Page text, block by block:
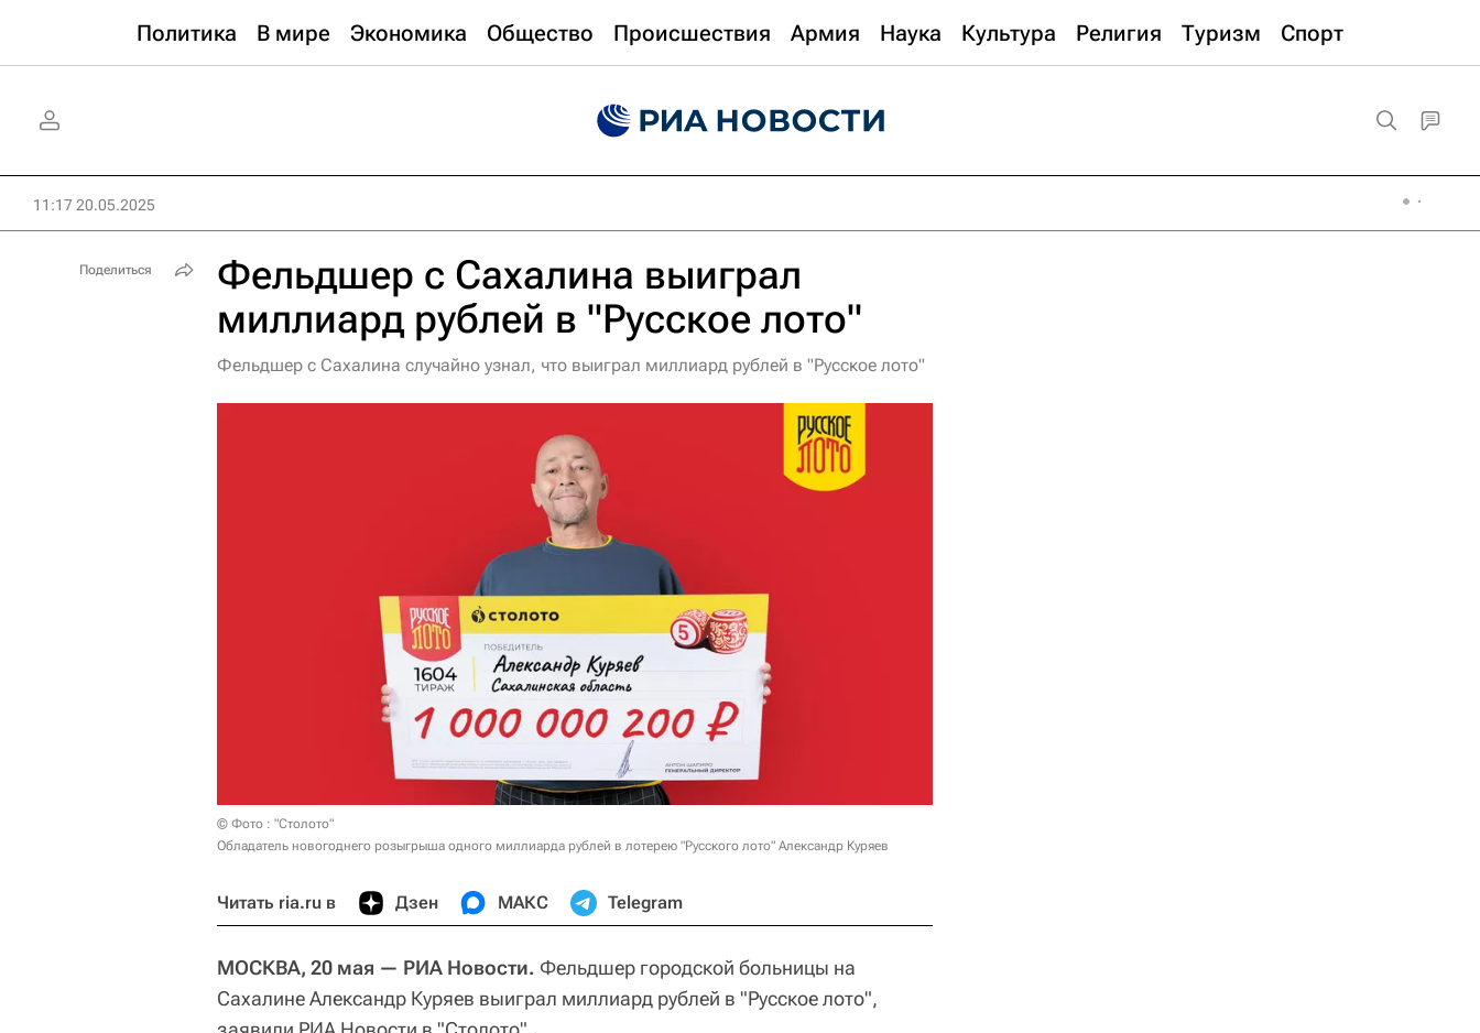
Политика В мире Экономика Общество Происшествия Армия Наука Культура Религия Туризм Спорт
11:17 20.05.2025
Фельдшер с Сахалина выиграл
миллиард рублей в "Русское лото"
Фельдшер с Сахалина случайно узнал, что выиграл миллиард рублей в "Русское лото"
© Фото : "Столото"
Обладатель новогоднего розыгрыша одного миллиарда рублей в лотерею "Русского лото" Александр Куряев
Читать ria.ru в Дзен МАКС Telegram
МОСКВА, 20 мая — РИА Новости. Фельдшер городской больницы на
Сахалине Александр Куряев выиграл миллиард рублей в "Русское лото",
Поделиться